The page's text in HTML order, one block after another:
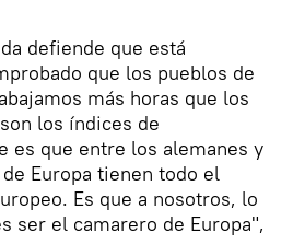
defiende que está
que los pueblos de
más horas que los
los índices de
es que entre los alemanes y
Europa tienen todo el
Es que a nosotros, lo
ser el camarero de Europa",